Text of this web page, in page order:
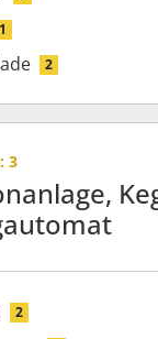
1
2
3
2